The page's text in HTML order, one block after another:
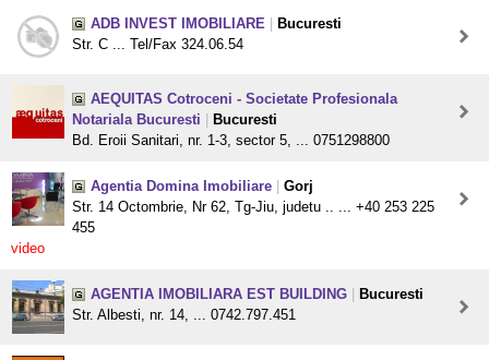
ADB INVEST IMOBILIARE
Bucuresti
Str. C ... Tel/Fax 324.06.54
AEQUITAS Cotroceni - Societate Profesionala
Notariala Bucuresti
Bucuresti
Bd. Eroii Sanitari, nr. 1-3, sector 5, ... 0751298800
Agentia Domina Imobiliare
Gorj
Str. 14 Octombrie, Nr 62, Tg-Jiu, judetu .. ... +40 253 225
455
video
AGENTIA IMOBILIARA EST BUILDING
Bucuresti
Str. Albesti, nr. 14, ... 0742.797.451